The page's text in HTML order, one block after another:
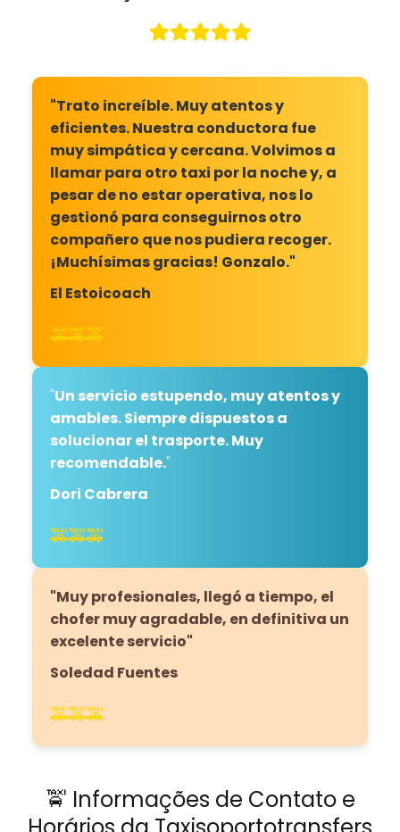
"Trato increíble. Muy atentos y
eficientes. Nuestra conductora fue
muy simpática y cercana. Volvimos a
llamar para otro taxi por la noche y, a
pesar de no estar operativa, nos lo
gestionó para conseguirnos otro
compañero que nos pudiera recoger.
¡Muchísimas gracias! Gonzalo."
El Estoicoach
🚕🚕🚕
"Un servicio estupendo, muy atentos y
amables. Siempre dispuestos a
solucionar el trasporte. Muy
recomendable."
Dori Cabrera
🚕🚕🚕
"Muy profesionales, llegó a tiempo, el
chofer muy agradable, en definitiva un
excelente servicio"
Soledad Fuentes
🚕🚕🚕
🚖 Informações de Contato e